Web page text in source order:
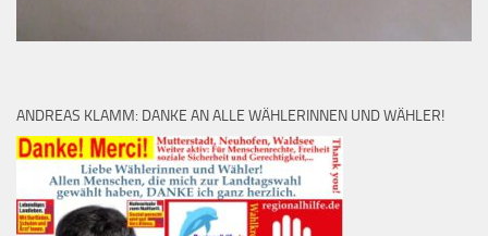
ANDREAS KLAMM: DANKE AN ALLE WÄHLERINNEN UND WÄHLER!